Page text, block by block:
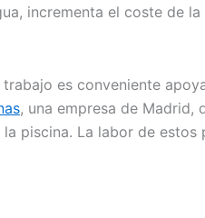
incrementa el coste de
es conveniente
, una empresa de Madrid,
piscina. La labor de estos